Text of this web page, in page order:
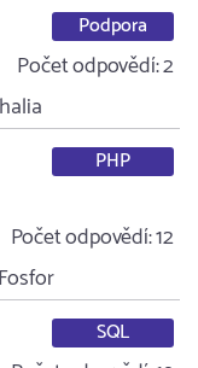
Podpora
Počet odpovědí:2
PHP
Počet odpovědí:12
Fosfor
SQL